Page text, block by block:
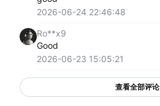
2026-06-24 22:46:48
Ro**x9
Good
2026-06-23 15:05:21
查看全部评论